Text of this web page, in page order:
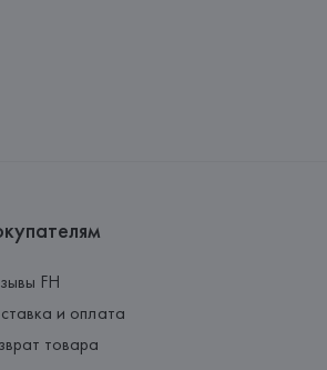
FH
и оплата
товара